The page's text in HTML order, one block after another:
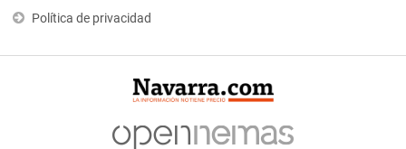
Política de privacidad